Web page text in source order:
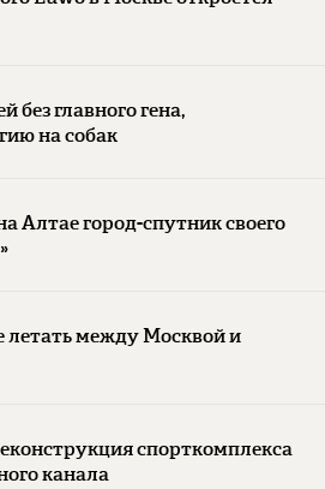
без главного гена,
на собак
Алтае город-спутник своего
летать между Москвой и
спорткомплекса
канала